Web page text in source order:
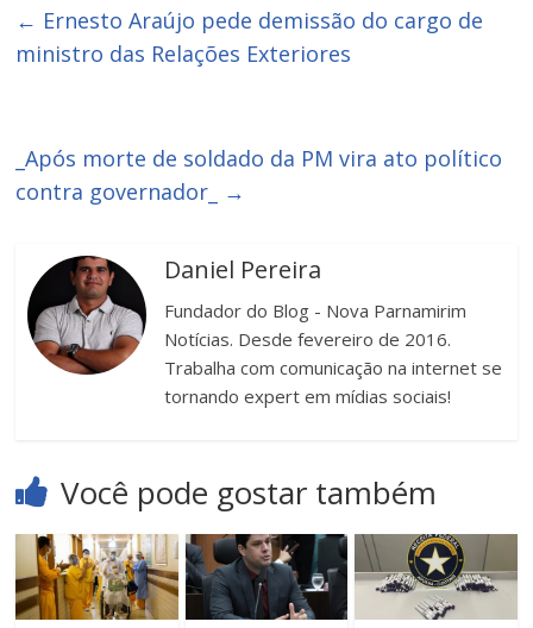
← Ernesto Araújo pede demissão do cargo de
ministro das Relações Exteriores
_Após morte de soldado da PM vira ato político
contra governador_
→
Daniel Pereira
Fundador do Blog - Nova Parnamirim
Notícias. Desde fevereiro de 2016.
Trabalha com comunicação na internet se
tornando expert em mídias sociais!
Você pode gostar também